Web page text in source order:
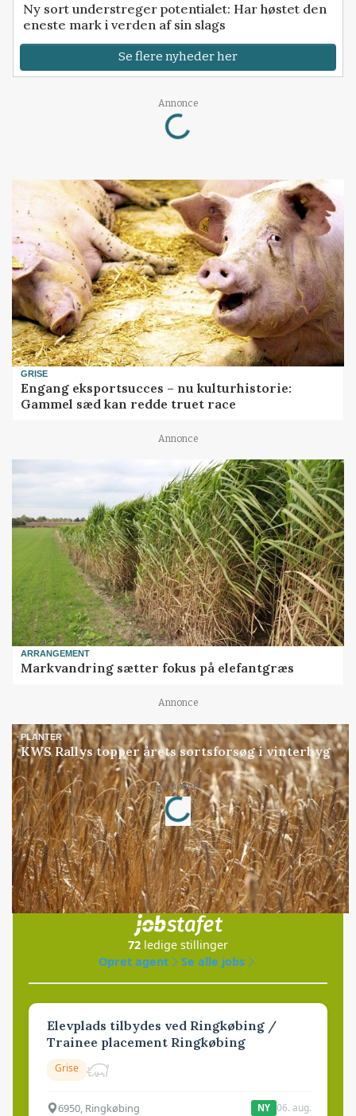
Ny sort understreger potentialet: Har høstet den
eneste mark i verden af sin slags
Se flere nyheder her
Annonce
Loading...
GRISE
Engang eksportsucces – nu kulturhistorie:
Gammel sæd kan redde truet race
Annonce
ARRANGEMENT
Markvandring sætter fokus på elefantgræs
Annonce
PLANTER
KWS Rallys topper årets sortsforsøg i vinterbyg
Annonce
Loading...
Jobs
i samarbejde med
72 ledige stillinger
Opret agent
Se alle jobs
Elevplads tilbydes ved Ringkøbing /
Trainee placement Ringkøbing
Grise
6950, Ringkøbing NY 06. aug.